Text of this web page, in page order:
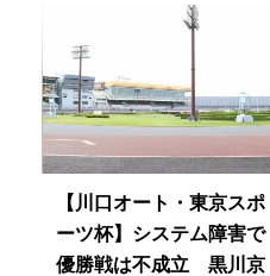
【川口オート・東京スポ
ーツ杯】システム障害で
優勝戦は不成立 黒川京